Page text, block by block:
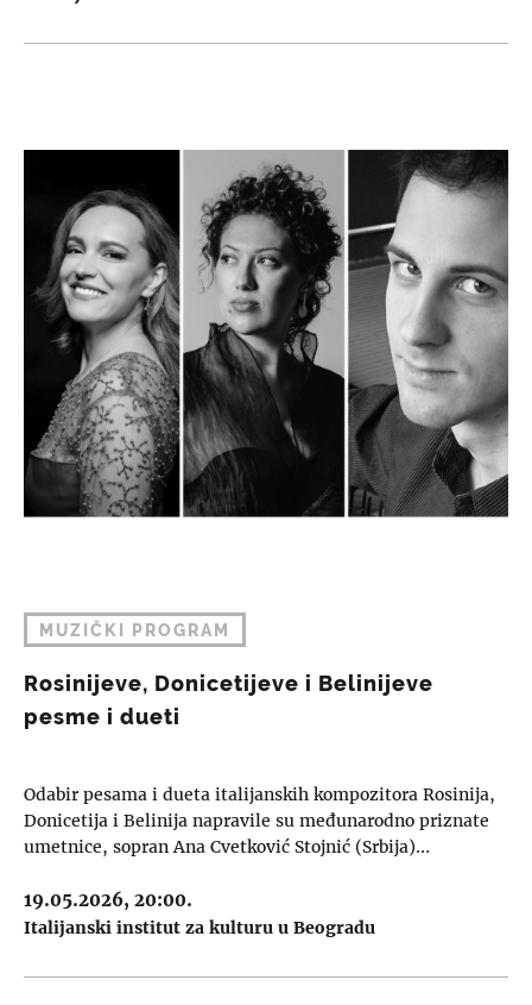
MUZIČKI PROGRAM
Rosinijeve, Donicetijeve i Belinijeve
pesme i dueti
Odabir pesama i dueta italijanskih kompozitora Rosinija,
Donicetija i Belinija napravile su međunarodno priznate
umetnice, sopran Ana Cvetković Stojnić (Srbija)…
19.05.2026, 20:00.
Italijanski institut za kulturu u Beogradu